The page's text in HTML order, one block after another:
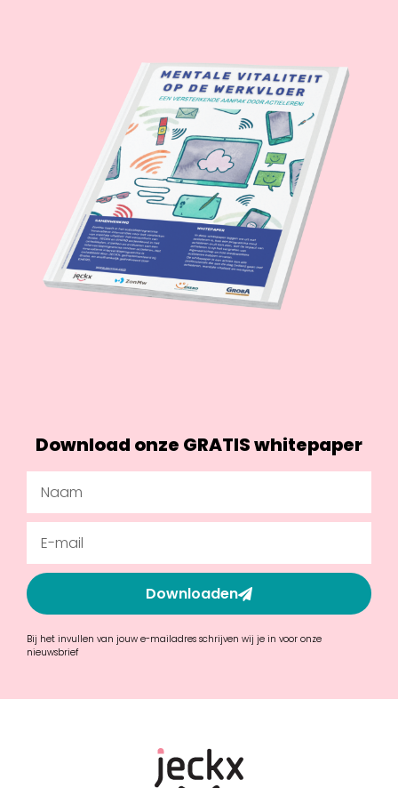
Download onze GRATIS whitepaper
Downloaden
Bij het invullen van jouw e-mailadres schrijven wij je in voor onze
nieuwsbrief